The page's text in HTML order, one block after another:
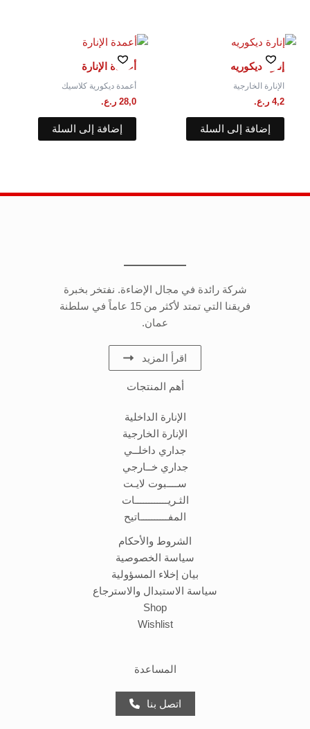
إنارة ديكوريه
الإنارة الخارجية
4,2 ر.ع.
إضافة إلى السلة
أعمدة الإنارة
أعمدة ديكورية كلاسيك
28,0 ر.ع.
إضافة إلى السلة
شركة رائدة في مجال الإضاءة. نفتخر بخبرة
فريقنا التي تمتد لأكثر من 15 عاماً في سلطنة
عمان.
اقرأ المزيد
أهم المنتجات
الإنارة الداخلية
الإنارة الخارجية
جداري داخلــي
جداري خــارجي
ســــبوت لايـت
الثـريــــــــــــات
المفــــــــــاتيح
الشروط والأحكام
سياسة الخصوصية
بيان إخلاء المسؤولية
سياسة الاستبدال والاسترجاع
Shop
Wishlist
المساعدة
اتصل بنا